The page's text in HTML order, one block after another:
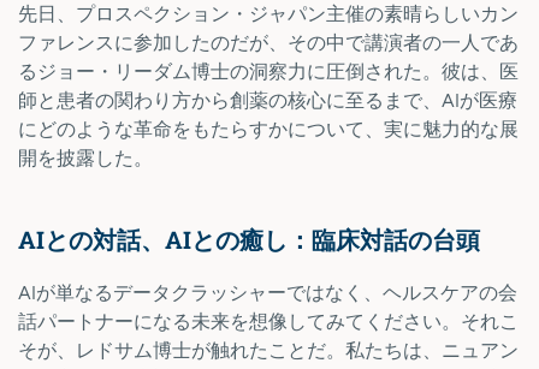
先日、プロスペクション・ジャパン主催の素晴らしいカン
ファレンスに参加したのだが、その中で講演者の一人であ
るジョー・リーダム博士の洞察力に圧倒された。彼は、医
師と患者の関わり方から創薬の核心に至るまで、AIが医療
にどのような革命をもたらすかについて、実に魅力的な展
開を披露した。
AIとの対話、AIとの癒し：臨床対話の台頭
AIが単なるデータクラッシャーではなく、ヘルスケアの会
話パートナーになる未来を想像してみてください。それこ
そが、レドサム博士が触れたことだ。私たちは、ニュアン